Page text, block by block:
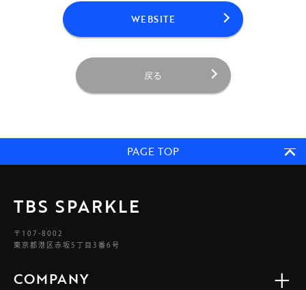
WEBSITE
戻る
PAGE TOP
TBS SPARKLE
〒107-8002
東京都港区赤坂5丁目3番6号
COMPANY